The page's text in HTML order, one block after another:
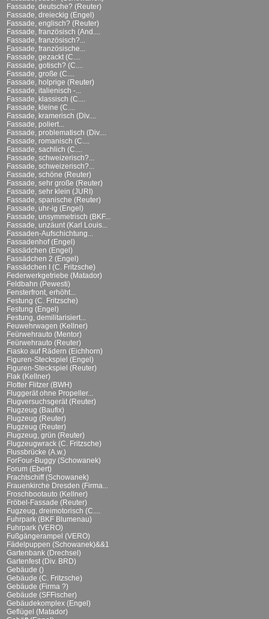
Fassade, deutsche? (Reuter)
Fassade, dreieckig (Engel)
Fassade, englisch? (Reuter)
Fassade, französisch (And....
Fassade, französisch?...
Fassade, französische...
Fassade, gezackt (C....
Fassade, gotisch? (C....
Fassade, große (C....
Fassade, holprige (Reuter)
Fassade, italienisch -...
Fassade, klassisch (C....
Fassade, kleine (C....
Fassade, kramerisch (Div....
Fassade, poliert...
Fassade, problematisch (Div....
Fassade, romanisch (C....
Fassade, sachlich (C....
Fassade, schweizerisch?...
Fassade, schweizerisch?...
Fassade, schöne (Reuter)
Fassade, sehr große (Reuter)
Fassade, sehr klein (JURI)
Fassade, spanische (Reuter)
Fassade, uhr-ig (Engel)
Fassade, unsymmetrisch (BKF...
Fassade, unzäunt (Karl Louis...
Fassaden-Aufschichtung...
Fassadenhof (Engel)
Fassädchen (Engel)
Fassädchen 2 (Engel)
Fassädchen I (C. Fritzsche)
Federwerkgetriebe (Matador)
Feldbahn (Pewesti)
Fensterfront, erhöht...
Festung (C. Fritzsche)
Festung (Engel)
Festung, demilitarisiert...
Feuwehrwagen (Kellner)
Feürwehrauto (Mentor)
Feürwehrauto (Reuter)
Fiasko auf Rädern (Eichhorn)
Figuren-Steckspiel (Engel)
Figuren-Steckspiel (Reuter)
Flak (Kellner)
Flotter Flitzer (BWH)
Fluggerät ohne Propeller...
Flugversuchsgerät (Reuter)
Flugzeug (Baufix)
Flugzeug (Reuter)
Flugzeug (Reuter)
Flugzeug, grün (Reuter)
Flugzeugwrack (C. Fritzsche)
Flussbrücke (A.w.)
ForFour-Buggy (Schowanek)
Forum (Ebert)
Frachtschiff (Schowanek)
Frauenkirche Dresden (Firma...
Froschbootauto (Kellner)
Fröbel-Fassade (Reuter)
Fugzeug, dreimotorisch (C....
Fuhrpark (BKF Blumenau)
Fuhrpark (VERO)
Fußgängerampel (VERO)
Fädelpuppen (Schowanek)&&1
Gartenbank (Drechsel)
Gartenfest (Div. BRD)
Gebäude ()
Gebäude (C. Fritzsche)
Gebäude (Firma ?)
Gebäude (SFFischer)
Gebäudekomplex (Engel)
Geflügel (Matador)